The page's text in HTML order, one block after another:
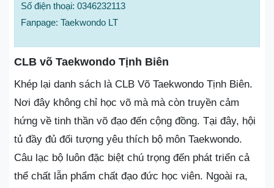
Số điện thoại: 0346232113
Fanpage: Taekwondo LT
CLB võ Taekwondo Tịnh Biên
Khép lại danh sách là CLB Võ Taekwondo Tịnh Biên.
Nơi đây không chỉ học võ mà mà còn truyền cảm
hứng về tinh thần võ đạo đến cộng đồng. Tại đây, hội
tủ đầy đủ đối tượng yêu thích bộ môn Taekwondo.
Câu lạc bộ luôn đặc biệt chú trọng đến phát triển cả
thể chất lẫn phẩm chất đạo đức học viên. Ngoài ra,